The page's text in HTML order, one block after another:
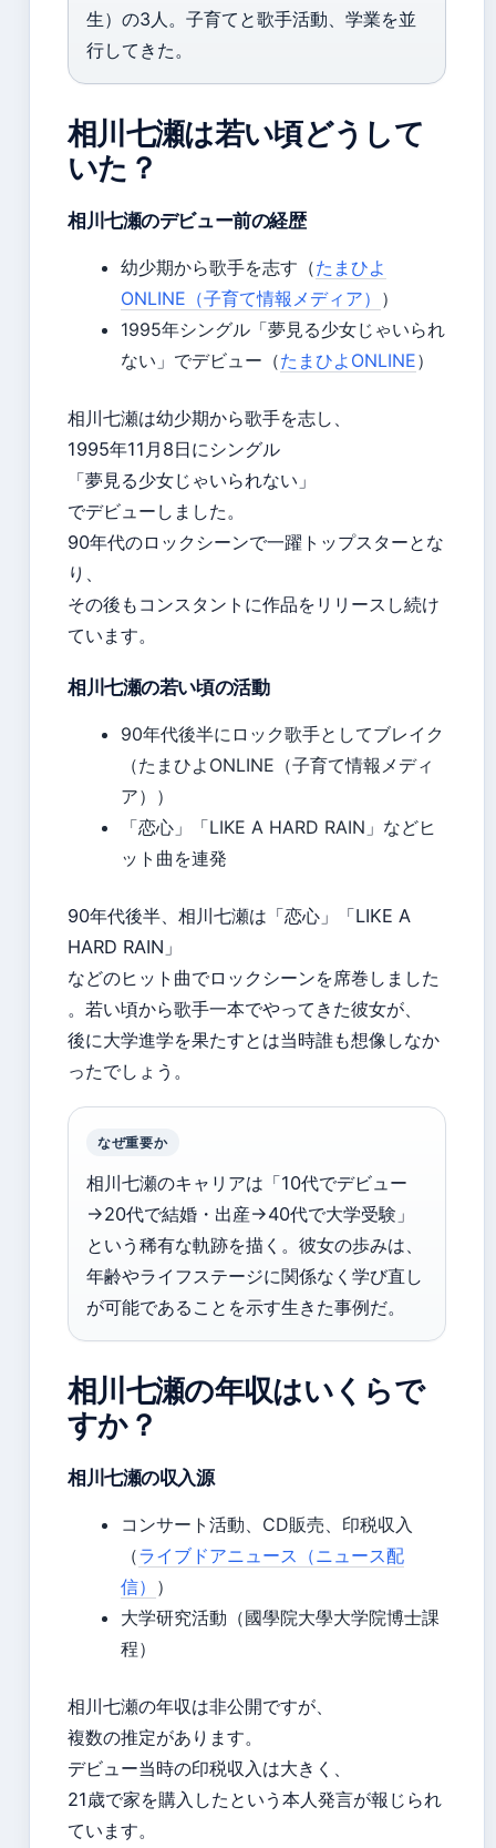
生）の3人。子育てと歌手活動、学業を並
行してきた。
相川七瀬は若い頃どうして
いた？
相川七瀬のデビュー前の経歴
幼少期から歌手を志す（たまひよ
ONLINE（子育て情報メディア） ）
1995年シングル「夢見る少女じゃいられ
ない」でデビュー（たまひよONLINE）
相川七瀬は幼少期から歌手を志し、
1995年11月8日にシングル
「夢見る少女じゃいられない」
でデビューしました。
90年代のロックシーンで一躍トップスターとな
り、
その後もコンスタントに作品をリリースし続け
ています。
相川七瀬の若い頃の活動
90年代後半にロック歌手としてブレイク
（たまひよONLINE（子育て情報メディ
ア））
「恋心」「LIKE A HARD RAIN」などヒ
ット曲を連発
90年代後半、相川七瀬は「恋心」「LIKE A
HARD RAIN」
などのヒット曲でロックシーンを席巻しました
。若い頃から歌手一本でやってきた彼女が、
後に大学進学を果たすとは当時誰も想像しなか
ったでしょう。
なぜ重要か
相川七瀬のキャリアは「10代でデビュー
→20代で結婚・出産→40代で大学受験」
という稀有な軌跡を描く。彼女の歩みは、
年齢やライフステージに関係なく学び直し
が可能であることを示す生きた事例だ。
相川七瀬の年収はいくらで
すか？
相川七瀬の収入源
コンサート活動、CD販売、印税収入
（ライブドアニュース（ニュース配
信） ）
大学研究活動（國學院大學大学院博士課
程）
相川七瀬の年収は非公開ですが、
複数の推定があります。
デビュー当時の印税収入は大きく、
21歳で家を購入したという本人発言が報じられ
ています。